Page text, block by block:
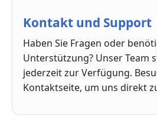
Kontakt und Support
Haben Sie Fragen oder
Unterstützung? Unser Team
jederzeit zur Verfügung.
Kontaktseite, um uns direkt